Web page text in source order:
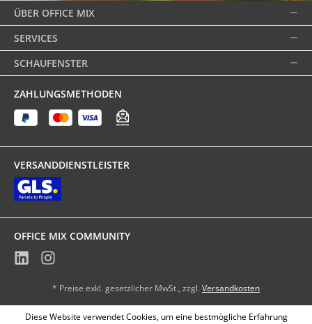
ÜBER OFFICE MIX
SERVICES
SCHAUFENSTER
ZAHLUNGSMETHODEN
VERSANDDIENSTLEISTER
OFFICE MIX COMMUNITY
* Preise exkl. gesetzlicher MwSt., zzgl. Versandkosten
Diese Website verwendet Cookies, um eine bestmögliche Erfahrung